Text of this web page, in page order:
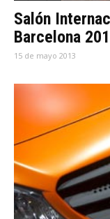
Salón
Barcelona
15 de mayo 2013